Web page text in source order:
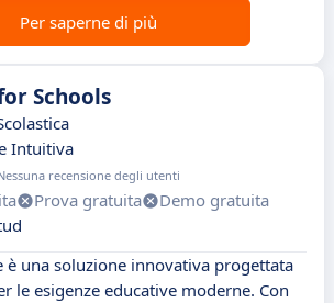
Per saperne di più
Schools
Intuitiva
recensione degli utenti
Prova gratuita
Demo gratuita
è una soluzione innovativa progettata
le esigenze educative moderne. Con